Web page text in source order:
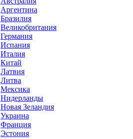
Аргентина
Бразилия
Великобритания
Германия
Испания
Италия
Китай
Латвия
Литва
Мексика
Нидерланды
Новая Зеландия
Украина
Франция
Эстония